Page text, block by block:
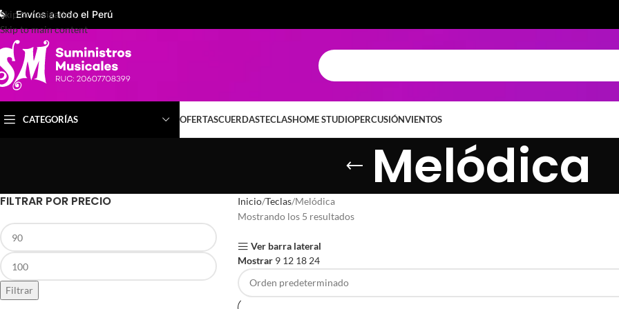
Skip to navigation
Skip to main content
Envíos a todo el Perú
CATEGORÍAS OFERTASCUERDASTECLASHOME STUDIOPERCUSIÓNVIENTOS
Melódica
FILTRAR POR PRECIO
Filtrar
Inicio Teclas Melódica
Mostrando los 5 resultados
Ver barra lateral
Mostrar 9 12 18 24